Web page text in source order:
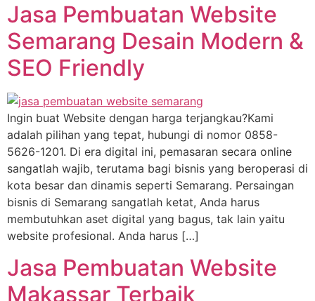
Jasa Pembuatan Website
Semarang Desain Modern &
SEO Friendly
Ingin buat Website dengan harga terjangkau?Kami
adalah pilihan yang tepat, hubungi di nomor 0858-
5626-1201. Di era digital ini, pemasaran secara online
sangatlah wajib, terutama bagi bisnis yang beroperasi di
kota besar dan dinamis seperti Semarang. Persaingan
bisnis di Semarang sangatlah ketat, Anda harus
membutuhkan aset digital yang bagus, tak lain yaitu
website profesional. Anda harus […]
Jasa Pembuatan Website
Makassar Terbaik